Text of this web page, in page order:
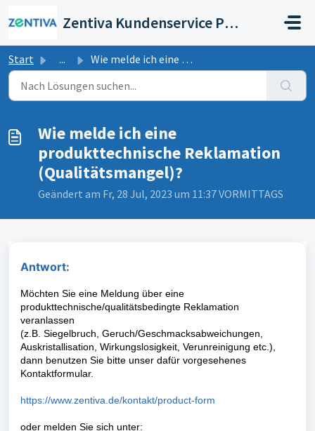
Zentiva Kundenservice Portal
Start ... Wie melde ich eine produkttechnische Reklamation (Qualitä...
Wie melde ich eine
produkttechnische Reklamation
(Qualitätsmangel)?
Geändert am Fr, 28 Jul, 2023 um 11:37 VORMITTAGS
Antwort:
Möchten Sie eine Meldung über eine
produkttechnische/qualitätsbedingte Reklamation
veranlassen
(z.B. Siegelbruch, Geruch/Geschmacksabweichungen,
Auskristallisation, Wirkungslosigkeit, Verunreinigung etc.)
dann benutzen Sie bitte unser dafür vorgesehenes
Kontaktformular.
https://www.zentiva.de/kontakt/product-form
oder melden Sie sich unter: